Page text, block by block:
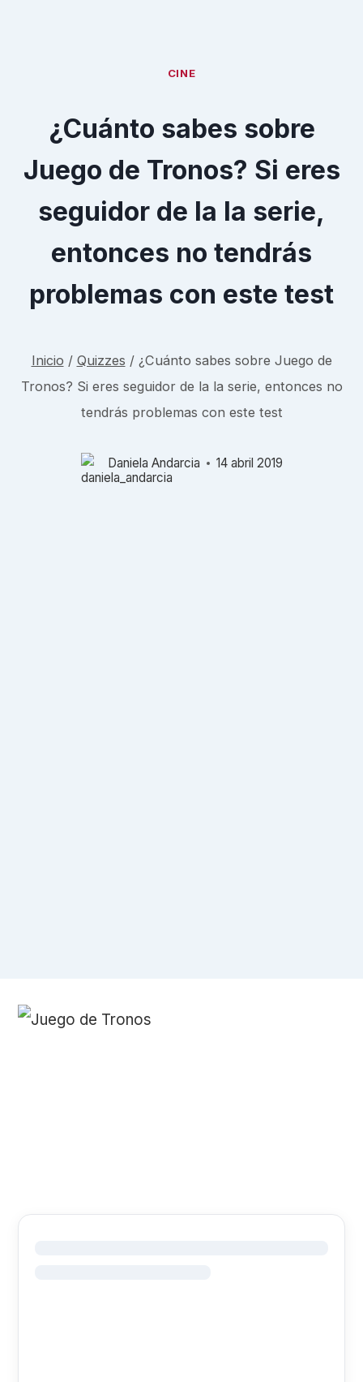
CINE
¿Cuánto sabes sobre
Juego de Tronos? Si eres
seguidor de la la serie,
entonces no tendrás
problemas con este test
Inicio / Quizzes / ¿Cuánto sabes sobre Juego de
Tronos? Si eres seguidor de la la serie, entonces no
tendrás problemas con este test
Daniela Andarcia 14 abril 2019